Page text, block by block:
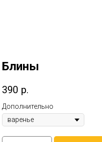
Блины
390 р.
Дополнительно